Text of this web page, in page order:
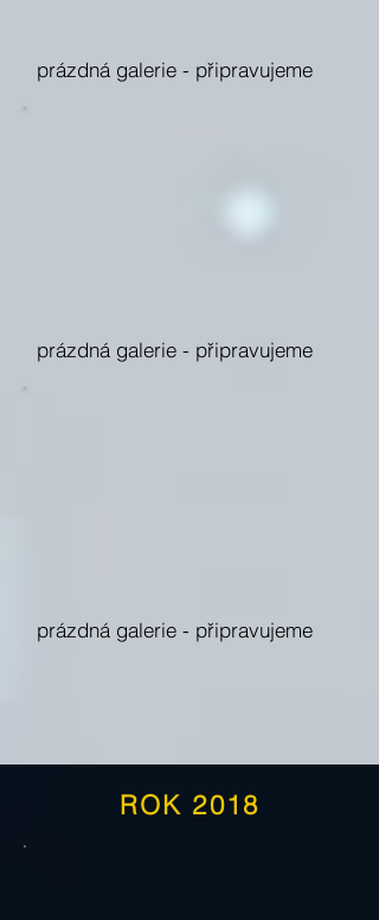
prázdná galerie - připravujeme
prázdná galerie - připravujeme
prázdná galerie - připravujeme
ROK 2018